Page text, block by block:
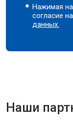
Нажимая
согласие
данных.
Наши